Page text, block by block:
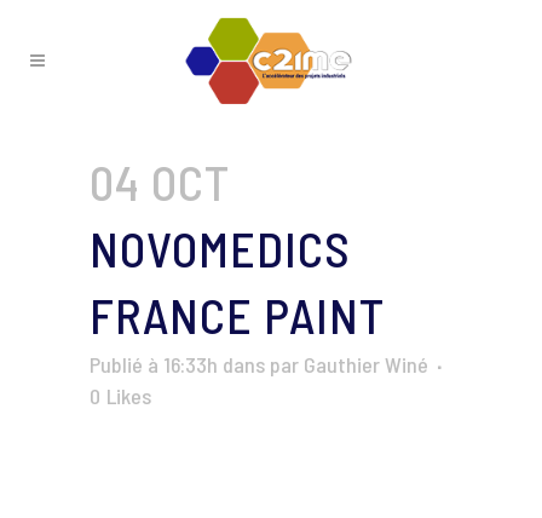
04 OCT
NOVOMEDICS
FRANCE PAINT
Publié à 16:33h dans par Gauthier Winé
0 Likes